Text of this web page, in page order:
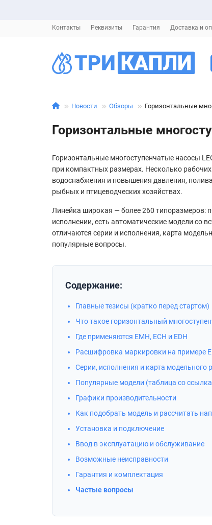
Контакты Реквизиты Гарантия Доставка и
Новости Обзоры Горизонтальные
Горизонтальные
Горизонтальные многоступенчатые насосы
при компактных размерах. Несколько
водоснабжения и повышения давления,
рыбных и птицеводческих хозяйствах.
Линейка широкая — более 260 типоразмеров:
исполнении, есть автоматические модели со
отличаются серии и исполнения, карта
популярные вопросы.
Содержание:
Главные тезисы (кратко перед стартом)
Что такое горизонтальный
Где применяются EMH, ECH и EDH
Расшифровка маркировки на примере
Серии, исполнения и карта модельного
Популярные модели (таблица со
Графики производительности
Как подобрать модель и рассчитать
Установка и подключение
Ввод в эксплуатацию и обслуживание
Возможные неисправности
Гарантия и комплектация
Частые вопросы